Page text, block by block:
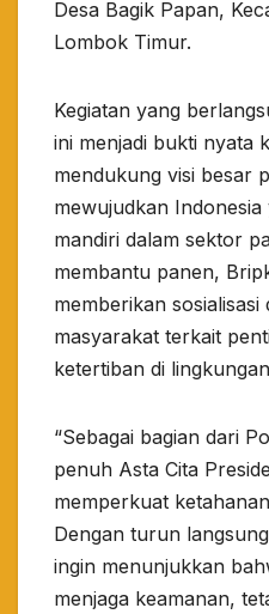
Desa Bagik Papan,
Lombok Timur.
Kegiatan yang
ini menjadi bukti nyata
mendukung visi besar
mewujudkan
mandiri dalam sektor
membantu panen,
memberikan
masyarakat terkait
ketertiban di
“Sebagai bagian dari
penuh Asta Cita
memperkuat
Dengan turun
ingin menunjukkan
menjaga keamanan,